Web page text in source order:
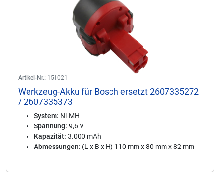
Artikel-Nr.: 151021
Werkzeug-Akku für Bosch ersetzt 2607335272
/ 2607335373
System: Ni-MH
Spannung: 9,6 V
Kapazität: 3.000 mAh
Abmessungen: (L x B x H) 110 mm x 80 mm x 82 mm